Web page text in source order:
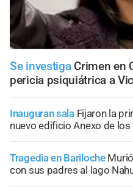
Se investiga Crimen en
pericia psiquiátrica a
Inauguran sala Fijaron la
nuevo edificio Anexo de
Tragedia en Bariloche
con sus padres al lago